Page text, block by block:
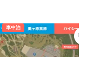
車中泊